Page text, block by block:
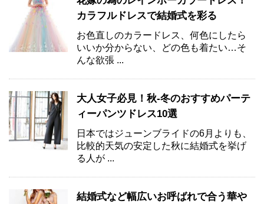
カラフルドレスで結婚式を彩る
お色直しのカラードレス、何色にしたら
いいか分からない、どの色も着たい…そ
んな欲張 ...
大人女子必見！秋-冬のおすすめパーテ
ィーパンツドレス10選
日本ではジューンブライドの6月よりも、
比較的天気の安定した秋に結婚式を挙げ
る人が ...
結婚式など幅広いお呼ばれで合う華や